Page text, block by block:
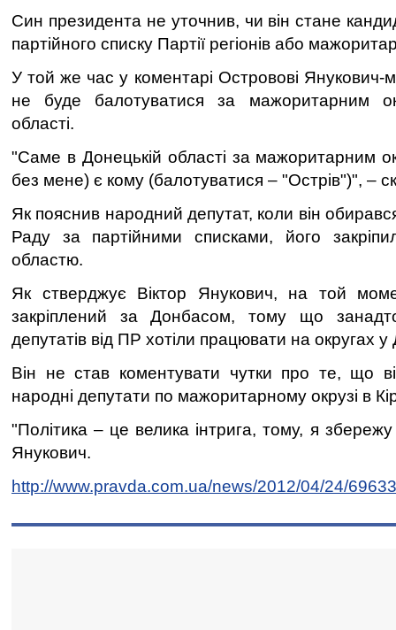
Син президента не уточнив, чи він стане
партійного списку Партії регіонів або
У той же час у коментарі Островові
не буде балотуватися за мажоритарним
області.
"Саме в Донецькій області за мажоритарним
без мене) є кому (балотуватися – "Острів")", –
Як пояснив народний депутат, коли він
Раду за партійними списками, його
областю.
Як стверджує Віктор Янукович, на той
закріплений за Донбасом, тому що
депутатів від ПР хотіли працювати на округах у
Він не став коментувати чутки про те, що
народні депутати по мажоритарному окрузі в
"Політика – це велика інтрига, тому, я збережу
Янукович.
http://www.pravda.com.ua/news/2012/04/24/